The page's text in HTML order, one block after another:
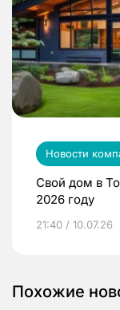
Новости
Свой дом в
2026 году
21:40 / 10.07.26
Похожие